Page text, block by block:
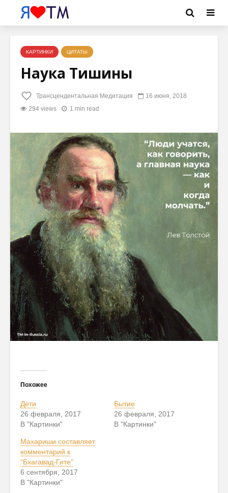
КАРТИНКИ ЦИТАТЫ
Наука Тишины
Трансцендентальная Медитация
16 июня, 2018
294 views
1 min read
Похожее
Дети
26 февраля, 2017
В "Картинки"
Бытие
26 февраля, 2017
В "Картинки"
Махариши составляет
комментарий к
“Бхагавад-Гите”
6 сентября, 2017
В "Картинки"